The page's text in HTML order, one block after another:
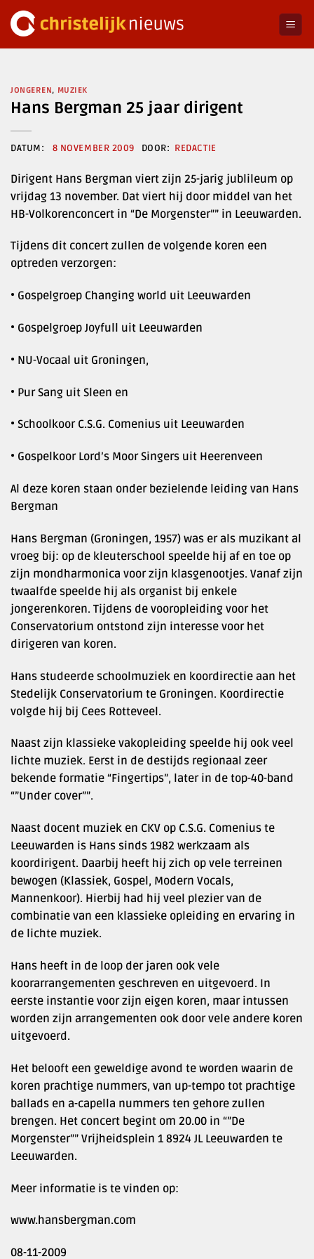
naar
JONGEREN, MUZIEK
Hans Bergman 25 jaar dirigent
8 NOVEMBER 2009 REDACTIE
Dirigent Hans Bergman viert zijn 25-jarig jublileum op
vrijdag 13 november. Dat viert hij door middel van het
HB-Volkorenconcert in “De Morgenster”” in Leeuwarden.
Tijdens dit concert zullen de volgende koren een
optreden verzorgen:
• Gospelgroep Changing world uit Leeuwarden
• Gospelgroep Joyfull uit Leeuwarden
• NU-Vocaal uit Groningen,
• Pur Sang uit Sleen en
• Schoolkoor C.S.G. Comenius uit Leeuwarden
• Gospelkoor Lord’s Moor Singers uit Heerenveen
Al deze koren staan onder bezielende leiding van Hans
Bergman
Hans Bergman (Groningen, 1957) was er als muzikant al
vroeg bij: op de kleuterschool speelde hij af en toe op
zijn mondharmonica voor zijn klasgenootjes. Vanaf zijn
twaalfde speelde hij als organist bij enkele
jongerenkoren. Tijdens de vooropleiding voor het
Conservatorium ontstond zijn interesse voor het
dirigeren van koren.
Hans studeerde schoolmuziek en koordirectie aan het
Stedelijk Conservatorium te Groningen. Koordirectie
volgde hij bij Cees Rotteveel.
Naast zijn klassieke vakopleiding speelde hij ook veel
lichte muziek. Eerst in de destijds regionaal zeer
bekende formatie “Fingertips”, later in de top-40-band
“”Under cover””.
Naast docent muziek en CKV op C.S.G. Comenius te
Leeuwarden is Hans sinds 1982 werkzaam als
koordirigent. Daarbij heeft hij zich op vele terreinen
bewogen (Klassiek, Gospel, Modern Vocals,
Mannenkoor). Hierbij had hij veel plezier van de
combinatie van een klassieke opleiding en ervaring in
de lichte muziek.
Hans heeft in de loop der jaren ook vele
koorarrangementen geschreven en uitgevoerd. In
eerste instantie voor zijn eigen koren, maar intussen
worden zijn arrangementen ook door vele andere koren
uitgevoerd.
Het belooft een geweldige avond te worden waarin de
koren prachtige nummers, van up-tempo tot prachtige
ballads en a-capella nummers ten gehore zullen
brengen. Het concert begint om 20.00 in “”De
Morgenster”” Vrijheidsplein 1 8924 JL Leeuwarden te
Leeuwarden.
Meer informatie is te vinden op:
www.hansbergman.com
08-11-2009